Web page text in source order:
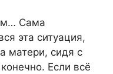
Сама
эта ситуация,
матери, сидя с
Если всё